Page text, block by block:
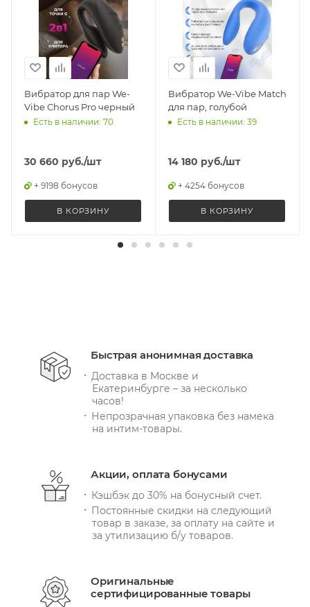
Вибратор для пар We-
Vibe Chorus Pro черный
Есть в наличии: 70
30 660 руб./шт
+ 9198 бонусов
В КОРЗИНУ
Вибратор We-Vibe Match
для пар, голубой
Есть в наличии: 39
14 180 руб./шт
+ 4254 бонусов
В КОРЗИНУ
Быстрая анонимная доставка
Доставка в Москве и
Екатеринбурге – за несколько
часов!
Непрозрачная упаковка без намека
на интим-товары.
Акции, оплата бонусами
Кэшбэк до 30% на бонусный счет.
Постоянные скидки на следующий
товар в заказе, за оплату на сайте и
за утилизацию б/у товаров.
Оригинальные
сертифицированные товары